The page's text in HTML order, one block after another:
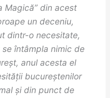
Magică” din acest
un deceniu,
dintr-o necesitate,
întâmpla nimic de
anul acesta el
bucureştenilor
şi din punct de